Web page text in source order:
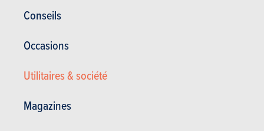
Conseils
Occasions
Utilitaires & société
Magazines